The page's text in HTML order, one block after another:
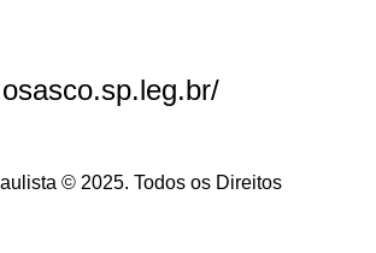
© 2025. Todos os Direitos